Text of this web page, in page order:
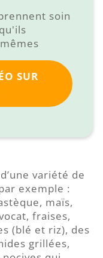
soin
SUR
variété de
exemple :
maïs,
fraises,
(blé et riz), des
grillées,